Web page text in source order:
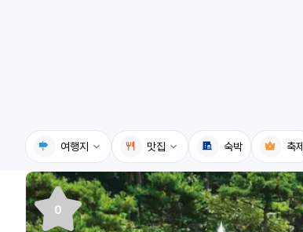
여행지
국내여행지
휴게소
맛집
국내맛집
고수의레시피
숙박 축제
0